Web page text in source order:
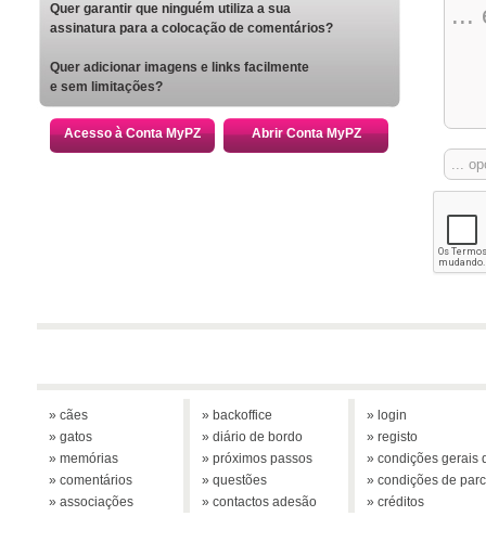
Quer garantir que ninguém utiliza a sua
assinatura para a colocação de comentários?
Quer adicionar imagens e links facilmente
e sem limitações?
Acesso à Conta MyPZ Abrir Conta MyPZ
» cães
» gatos
» memórias
» comentários
» associações
» backoffice
» diário de bordo
» próximos passos
» questões
» contactos adesão
» login
» registo
» condições gerais
» condições de
» créditos